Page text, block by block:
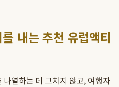
내는 추천 유럽액티
열하는 데 그치지 않고, 여행자